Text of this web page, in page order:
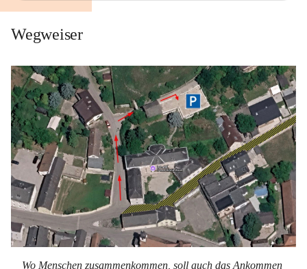
Wegweiser
Wo Menschen zusammenkommen, soll auch das Ankommen